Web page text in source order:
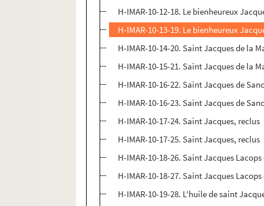
H-IMAR-10-12-18. Le bienheureux
H-IMAR-10-13-19. Le bienheureux
H-IMAR-10-14-20. Saint Jacques de la
H-IMAR-10-15-21. Saint Jacques de la
H-IMAR-10-16-22. Saint Jacques de
H-IMAR-10-16-23. Saint Jacques de
H-IMAR-10-17-24. Saint Jacques, reclus
H-IMAR-10-17-25. Saint Jacques, reclus
H-IMAR-10-18-26. Saint Jacques
H-IMAR-10-18-27. Saint Jacques
H-IMAR-10-19-28. L'huile de saint